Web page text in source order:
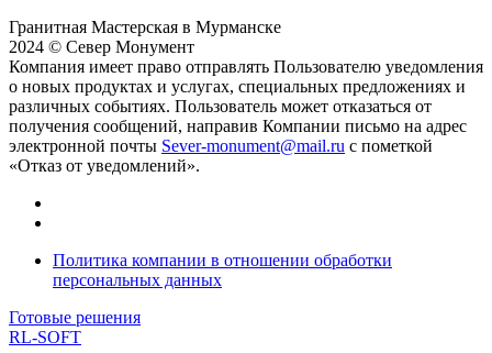
Гранитная Мастерская в Мурманске
2024 © Север Монумент
Компания имеет право отправлять Пользователю уведомления
о новых продуктах и услугах, специальных предложениях и
различных событиях. Пользователь может отказаться от
получения сообщений, направив Компании письмо на адрес
электронной почты Sever-monument@mail.ru с пометкой
«Отказ от уведомлений».
Политика компании в отношении обработки
персональных данных
Готовые решения
RL-SOFT